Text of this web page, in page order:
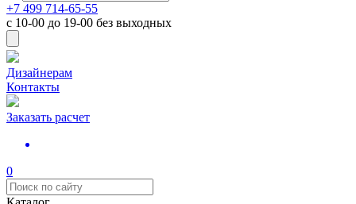
+7 499 714-65-55
с 10-00 до 19-00 без выходных
Дизайнерам
Контакты
Заказать расчет
0